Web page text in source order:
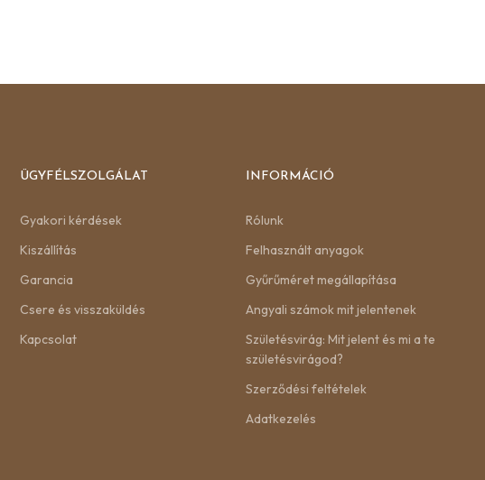
ÜGYFÉLSZOLGÁLAT
Gyakori kérdések
Kiszállítás
Garancia
Csere és visszaküldés
Kapcsolat
INFORMÁCIÓ
Rólunk
Felhasznált anyagok
Gyűrűméret megállapítása
Angyali számok mit jelentenek
Születésvirág: Mit jelent és mi a te
születésvirágod?
Szerződési feltételek
Adatkezelés